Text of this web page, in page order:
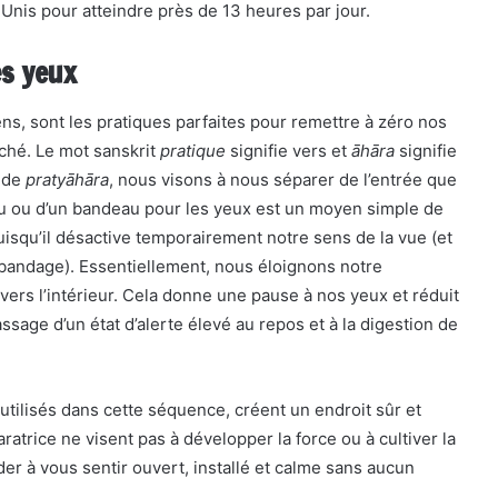
pour atteindre près de 13 heures par jour.
yeux
sont les pratiques parfaites pour remettre à zéro nos
Le mot sanskrit pratique signifie vers et āhāra signifie
pratyāhāra, nous visons à nous séparer de l’entrée que
d’un bandeau pour les yeux est un moyen simple de
désactive temporairement notre sens de la vue (et
Essentiellement, nous éloignons notre
l’intérieur. Cela donne une pause à nos yeux et réduit
d’un état d’alerte élevé au repos et à la digestion de
dans cette séquence, créent un endroit sûr et
ne visent pas à développer la force ou à cultiver la
à vous sentir ouvert, installé et calme sans aucun